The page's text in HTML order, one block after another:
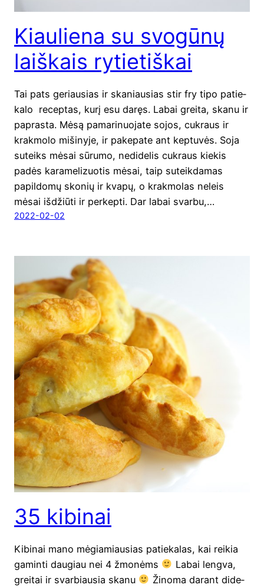
Kiauliena su svogūnų
laiškais rytietiškai
Tai pats geriau­sias ir ska­niau­sias stir fry tipo patie­
ka­lo recep­tas, kurį esu daręs. Labai grei­ta, ska­nu ir
papras­ta. Mėsą pama­ri­nuo­ja­te sojos, cuk­raus ir
krak­mo­lo miši­ny­je, ir pake­pa­te ant kep­tu­vės. Soja
suteiks mėsai sūru­mo, nedi­de­lis cuk­raus kie­kis
padės kara­me­li­zuo­tis mėsai, taip suteik­da­mas
papil­do­mų sko­nių ir kva­pų, o krak­mo­las neleis
mėsai išdžiū­ti ir perkepti. Dar labai svar­bu,…
2022-02-02
35 kibinai
Kibi­nai mano mėgia­miau­sias patie­ka­las, kai rei­kia
gamin­ti dau­giau nei 4 žmo­nėms
Labai leng­va,
grei­tai ir svar­biau­sia ska­nu
Žino­ma darant dide­